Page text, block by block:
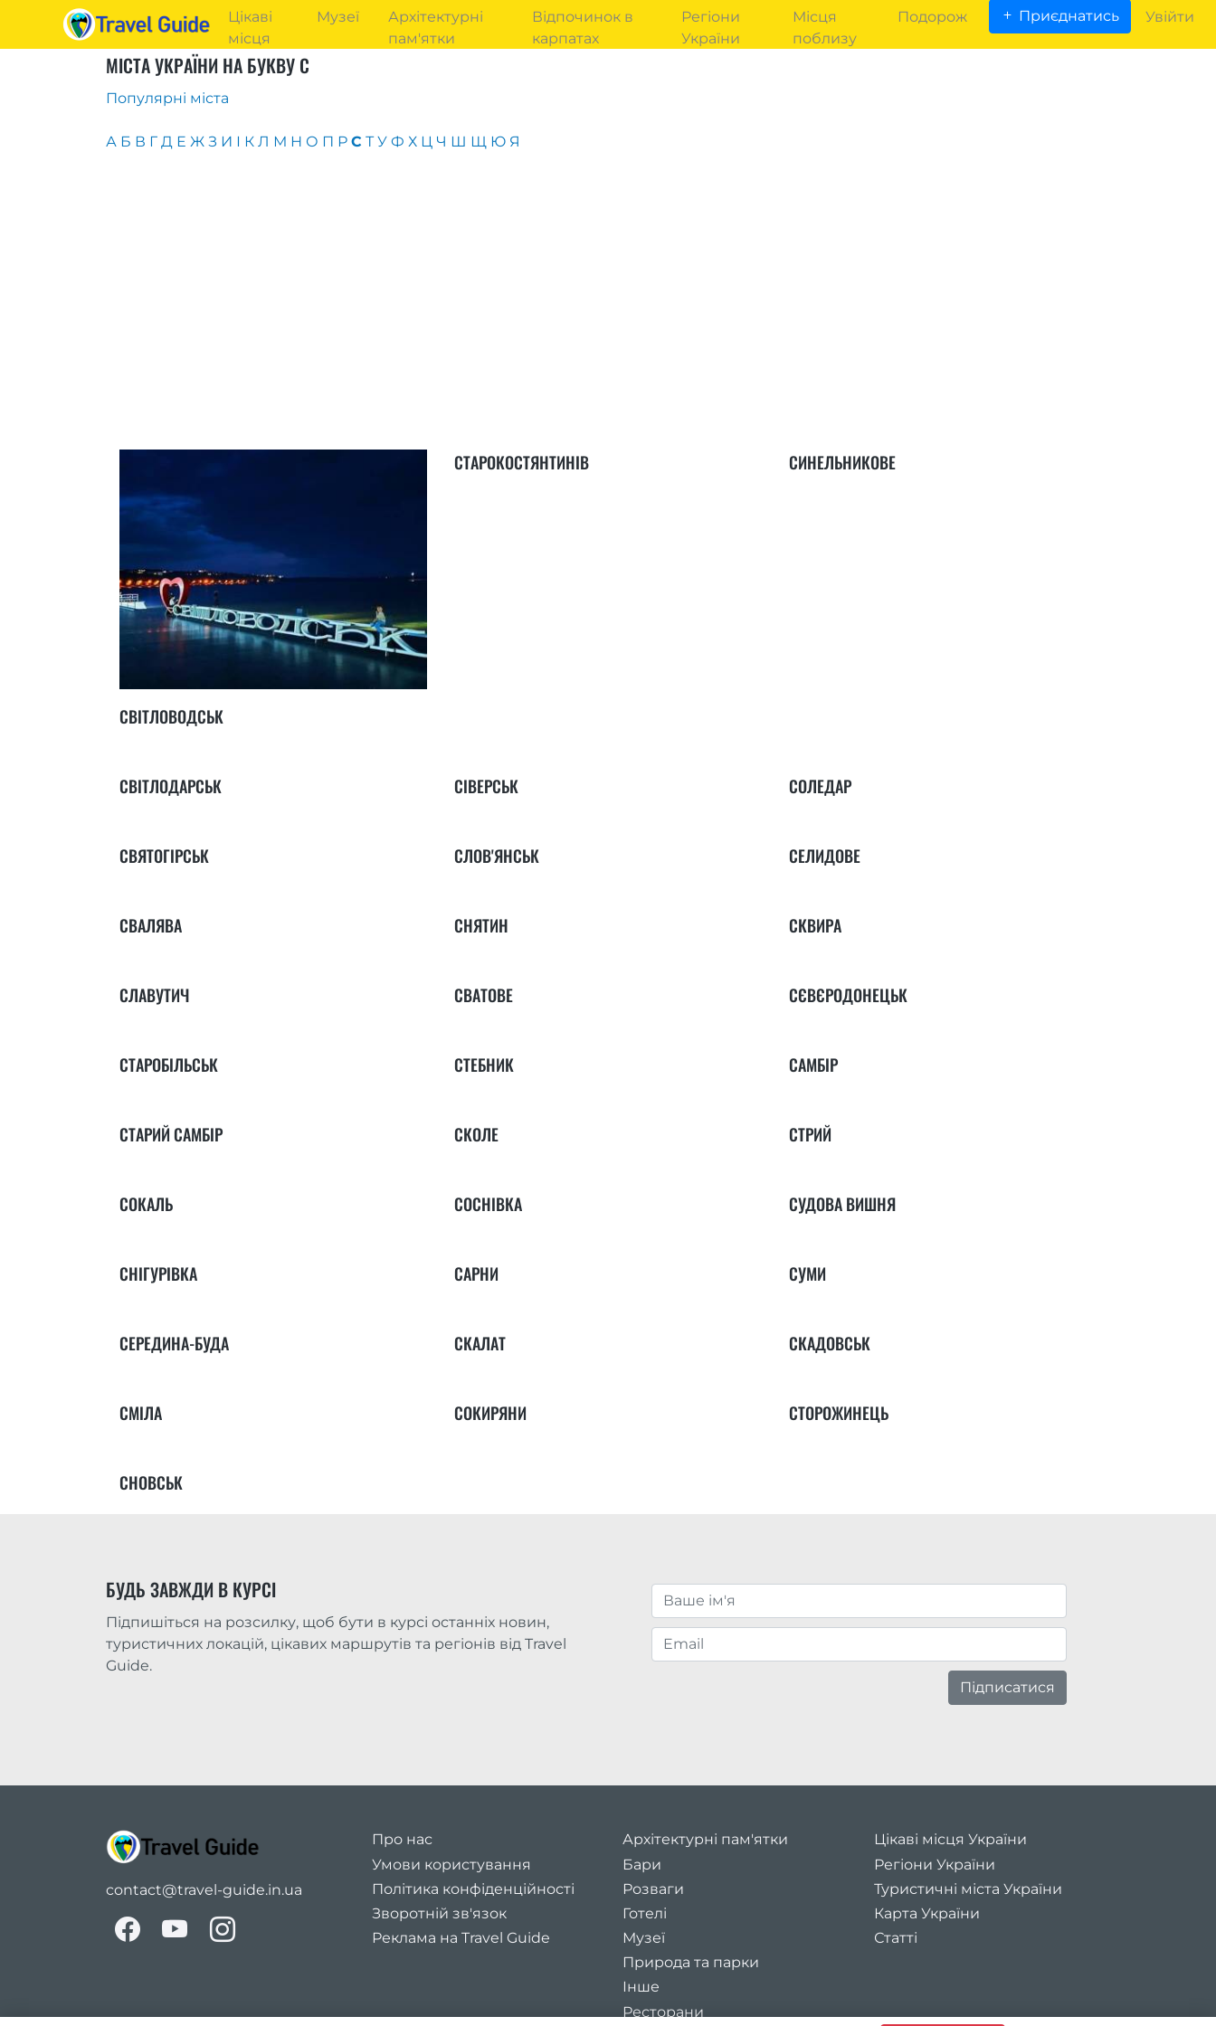
Цікаві
місця
Музеї
Архітектурні
пам'ятки
Відпочинок в
карпатах
Регіони
України
Місця
поблизу
Подорож Приєднатись Увійти
МІСТА УКРАЇНИ НА БУКВУ С
Популярні міста
А Б В Г Д Е Ж З И І К Л М Н О П Р С Т У Ф Х Ц Ч Ш Щ Ю Я
СВІТЛОВОДСЬК
СТАРОКОСТЯНТИНІВ СИНЕЛЬНИКОВЕ
СВІТЛОДАРСЬК СІВЕРСЬК СОЛЕДАР
СВЯТОГІРСЬК СЛОВ'ЯНСЬК СЕЛИДОВЕ
СВАЛЯВА СНЯТИН СКВИРА
СЛАВУТИЧ СВАТОВЕ СЄВЄРОДОНЕЦЬК
СТАРОБІЛЬСЬК СТЕБНИК САМБІР
СТАРИЙ САМБІР СКОЛЕ СТРИЙ
СОКАЛЬ СОСНІВКА СУДОВА ВИШНЯ
СНІГУРІВКА САРНИ СУМИ
СЕРЕДИНА-БУДА СКАЛАТ СКАДОВСЬК
СМІЛА СОКИРЯНИ СТОРОЖИНЕЦЬ
СНОВСЬК
БУДЬ ЗАВЖДИ В КУРСІ
Підпишіться на розсилку, щоб бути в курсі останніх новин,
туристичних локацій, цікавих маршрутів та регіонів від Travel
Guide.
Підписатися
contact@travel-guide.in.ua
Про нас
Умови користування
Політика конфіденційності
Зворотній зв'язок
Реклама на Travel Guide
Архітектурні пам'ятки
Бари
Розваги
Готелі
Музеї
Природа та парки
Інше
Ресторани
Цікаві місця України
Регіони України
Туристичні міста України
Карта України
Статті